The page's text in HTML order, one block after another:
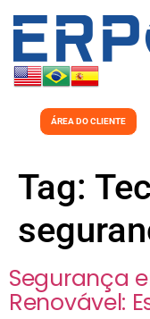
ÁREA DO CLIENTE
Tag:
Segurança
Renovável: